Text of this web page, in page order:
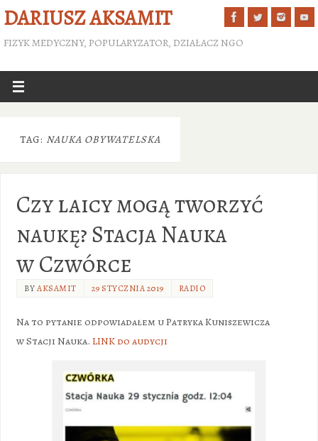
DARIUSZ AKSAMIT
FIZYK MEDYCZNY, POPULARYZATOR, DZIAŁACZ NGO
TAG: NAUKA OBYWATELSKA
Czy laicy mogą tworzyć
naukę? Stacja Nauka
w Czwórce
BYAKSAMIT 29 STYCZNIA 2019 RADIO
Na to pytanie odpowiadałem u Patryka Kuniszewicza
w Stacji Nauka. LINK do audycji